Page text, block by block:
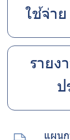
ไทย | Eng
ใช้จ่า
รายง
ป
แผน